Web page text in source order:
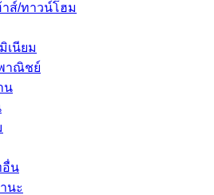
าส์/ทาวน์โฮม
เนียม
าณิชย์
น
อื่น
นะ